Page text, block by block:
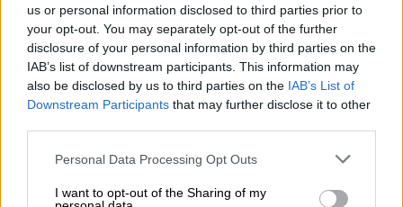
us or personal information disclosed to third parties prior to
your opt-out. You may separately opt-out of the further
disclosure of your personal information by third parties on the
IAB’s list of downstream participants. This information may
also be disclosed by us to third parties on the IAB’s List of
Downstream Participants that may further disclose it to other
Please note that this website/app uses one or more Google
not limited to your visit or usage behaviour. You may click to
Personal Data Processing Opt Outs
I want to opt-out of the Sharing of my
Γνώστες της τηλεοπτικής αγοράς
επεσήμαναν με νόημα στοethnos.grπως η
ιδιοκτησία του Alpha δεν είναι καθόλου
ευχαριστημένη με τιςαποδόσεις του
προγράμματος στην ψυχαγωγία, ειδικά στην
prime time (ζώνη υψηλής τηλεθέασης) όπου
το κανάλι παρά τη σημαντική επένδυση που
μυθοπλασία έχει υποχωρήσει στην τέταρτη